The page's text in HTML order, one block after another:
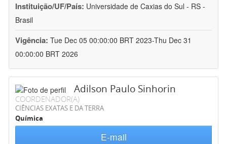
Instituição/UF/País: Universidade de Caxias do Sul - RS -
Brasil
Vigência: Tue Dec 05 00:00:00 BRT 2023-Thu Dec 31
00:00:00 BRT 2026
Adilson Paulo Sinhorin
COORDENADOR(A)
CIÊNCIAS EXATAS E DA TERRA
Química
E-mail